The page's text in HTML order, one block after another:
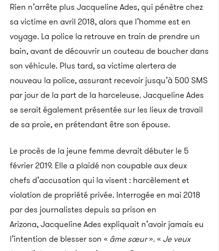
Rien n’arrête plus Jacqueline Ades, qui pénètre chez
sa victime en avril 2018, alors que l’homme est en
voyage. La police la retrouve en train de prendre un
bain, avant de découvrir un couteau de boucher dans
son véhicule. Plus tard, sa victime alertera de
nouveau la police, assurant recevoir jusqu’à 500 SMS
par jour de la part de la harceleuse. Jacqueline Ades
se serait également présentée sur les lieux de travail
de sa proie, en prétendant être son épouse.
Le procès de la jeune femme devrait débuter le 5
février 2019. Elle a plaidé non coupable aux deux
chefs d’accusation qui la visent : harcèlement et
violation de propriété privée. Interrogée en mai 2018
par des journalistes depuis sa prison en
Arizona, Jacqueline Ades expliquait n’avoir jamais eu
l’intention de blesser son « âme sœur». « Je veux